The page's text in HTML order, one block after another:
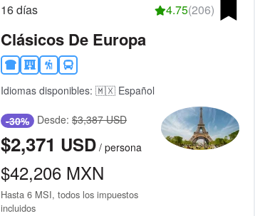
16 días 4.75(206)
Clásicos De Europa
Idiomas disponibles: 🇲🇽 Español
-30% Desde: $3,387 USD
$2,371 USD / persona
$42,206 MXN
Hasta 6 MSI, todos los impuestos
incluidos